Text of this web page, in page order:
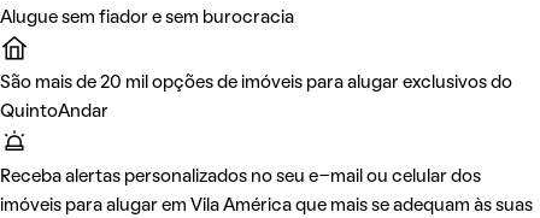
Alugue sem fiador e sem burocracia
São mais de 20 mil opções de imóveis para alugar exclusivos do
QuintoAndar
Receba alertas personalizados no seu e-mail ou celular dos
imóveis para alugar em Vila América que mais se adequam às suas